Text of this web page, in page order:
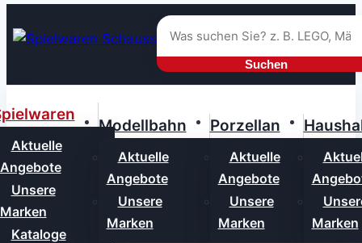
Inhalt
Suchen
Aktuelle
Angebote
Unsere
Marken
Kataloge
Modellbahn
Aktuelle
Angebote
Unsere
Marken
Porzellan
Aktuelle
Angebote
Unsere
Marken
Marken